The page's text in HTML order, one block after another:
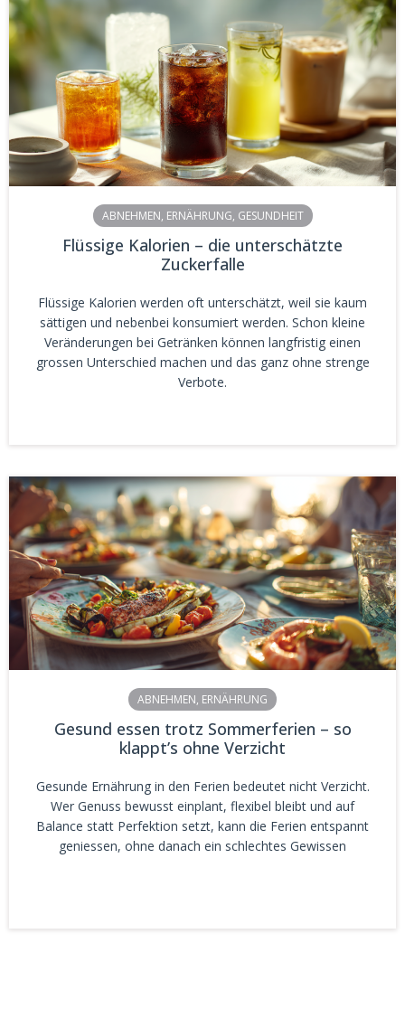
ABNEHMEN, ERNÄHRUNG, GESUNDHEIT
Flüssige Kalorien – die unterschätzte
Zuckerfalle
Flüssige Kalorien werden oft unterschätzt, weil sie kaum
sättigen und nebenbei konsumiert werden. Schon kleine
Veränderungen bei Getränken können langfristig einen
grossen Unterschied machen und das ganz ohne strenge
Verbote.
ABNEHMEN, ERNÄHRUNG
Gesund essen trotz Sommerferien – so
klappt’s ohne Verzicht
Gesunde Ernährung in den Ferien bedeutet nicht Verzicht.
Wer Genuss bewusst einplant, flexibel bleibt und auf
Balance statt Perfektion setzt, kann die Ferien entspannt
geniessen, ohne danach ein schlechtes Gewissen